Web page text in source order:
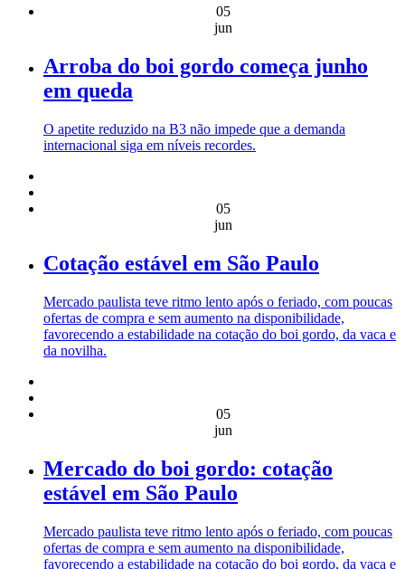
05
jun
Arroba do boi gordo começa junho
em queda
O apetite reduzido na B3 não impede que a demanda
internacional siga em níveis recordes.
05
jun
Cotação estável em São Paulo
Mercado paulista teve ritmo lento após o feriado, com poucas
ofertas de compra e sem aumento na disponibilidade,
favorecendo a estabilidade na cotação do boi gordo, da vaca e
da novilha.
05
jun
Mercado do boi gordo: cotação
estável em São Paulo
Mercado paulista teve ritmo lento após o feriado, com poucas
ofertas de compra e sem aumento na disponibilidade,
favorecendo a estabilidade na cotação do boi gordo, da vaca e